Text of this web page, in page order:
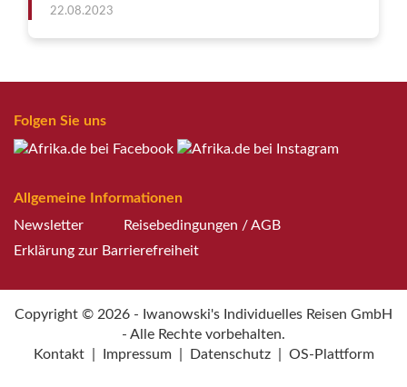
22.08.2023
Folgen Sie uns
Allgemeine Informationen
Newsletter
Reisebedingungen / AGB
Erklärung zur Barrierefreiheit
Copyright © 2026 - Iwanowski's Individuelles Reisen GmbH
- Alle Rechte vorbehalten.
Kontakt
Impressum Datenschutz OS-Plattform